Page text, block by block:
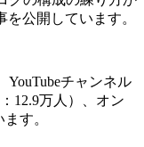
公開しています。
チャンネル
12.9万人）、オン
す。